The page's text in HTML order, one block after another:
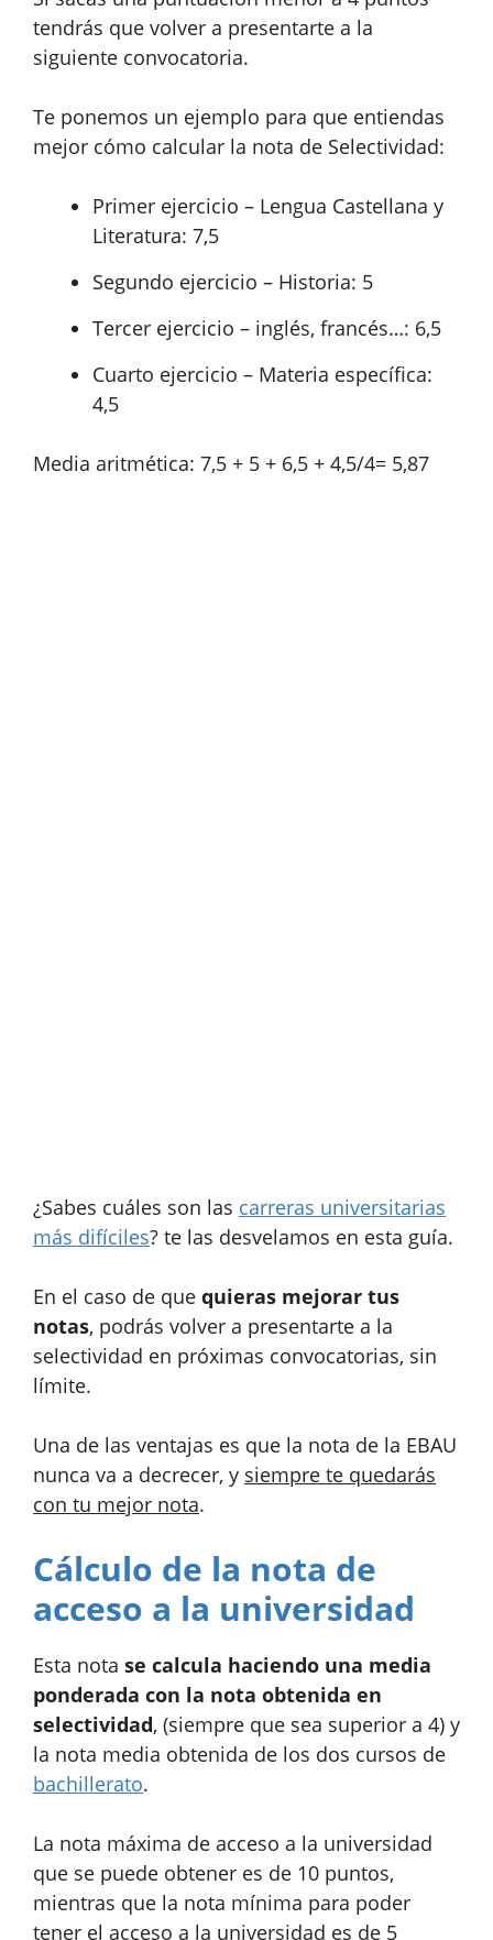
tendrás que volver a presentarte a la
siguiente convocatoria.
Te ponemos un ejemplo para que entiendas
mejor cómo calcular la nota de Selectividad:
Primer ejercicio – Lengua Castellana y
Literatura: 7,5
Segundo ejercicio – Historia: 5
Tercer ejercicio – inglés, francés…: 6,5
Cuarto ejercicio – Materia específica:
4,5
Media aritmética: 7,5 + 5 + 6,5 + 4,5/4= 5,87
¿Sabes cuáles son las carreras universitarias
más difíciles? te las desvelamos en esta guía.
En el caso de que quieras mejorar tus
notas, podrás volver a presentarte a la
selectividad en próximas convocatorias, sin
límite.
Una de las ventajas es que la nota de la EBAU
nunca va a decrecer, y siempre te quedarás
con tu mejor nota.
Cálculo de la nota de
acceso a la universidad
Esta nota se calcula haciendo una media
ponderada con la nota obtenida en
selectividad, (siempre que sea superior a 4) y
la nota media obtenida de los dos cursos de
bachillerato.
La nota máxima de acceso a la universidad
que se puede obtener es de 10 puntos,
mientras que la nota mínima para poder
tener el acceso a la universidad es de 5